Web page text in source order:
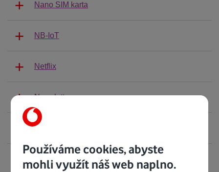
Nano SIM karta
NB-IoT
Netflix
Newsletter
NFC
Night shift
Používáme cookies, abyste
mohli využít náš web naplno.